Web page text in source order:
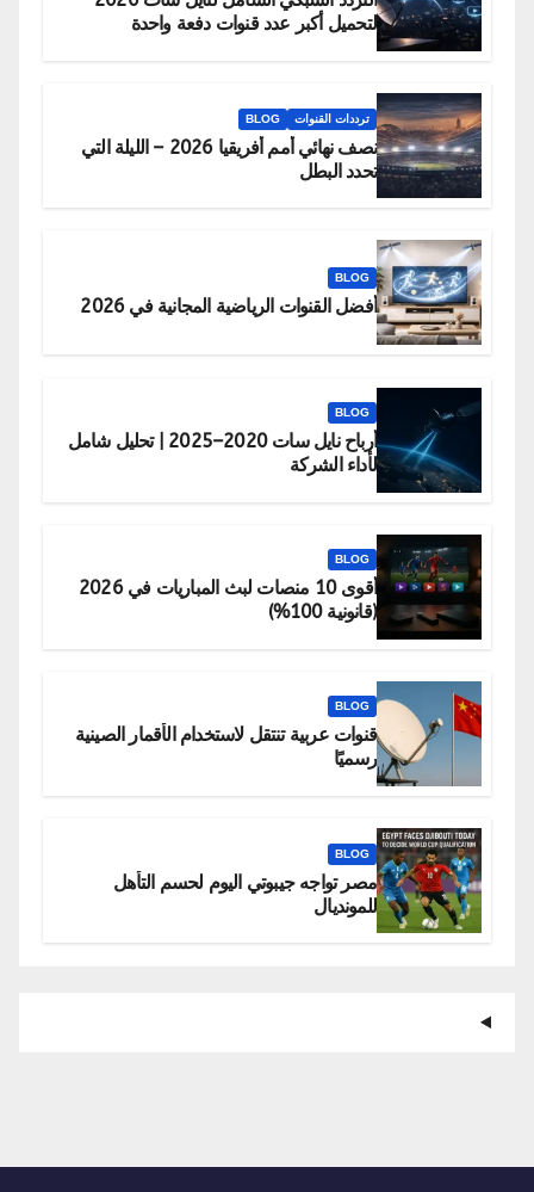
لتحميل أكبر عدد قنوات دفعة واحدة
ترددات القنوات BLOG
نصف نهائي أمم أفريقيا 2026 – الليلة التي
تحدد البطل
BLOG
أفضل القنوات الرياضية المجانية في 2026
BLOG
أرباح نايل سات 2020–2025 | تحليل شامل
لأداء الشركة
BLOG
أقوى 10 منصات لبث المباريات في 2026
(قانونية 100%)
BLOG
قنوات عربية تنتقل لاستخدام الأقمار الصينية
رسميًا
BLOG
مصر تواجه جيبوتي اليوم لحسم التأهل
للمونديال